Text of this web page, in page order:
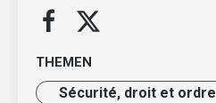
THEMEN
Sécurité, droit et ordre